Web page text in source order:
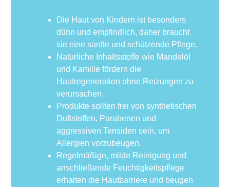
Die Haut von Kindern ist besonders
dünn und empfindlich, daher braucht
sie eine sanfte und schützende Pflege.
Natürliche Inhaltsstoffe wie Mandelöl
und Kamille fördern die
Hautregeneration ohne Reizungen zu
verursachen.
Produkte sollten frei von synthetischen
Duftstoffen, Parabenen und
aggressiven Tensiden sein, um
Allergien vorzubeugen.
Regelmäßige, milde Reinigung und
anschließende Feuchtigkeitspflege
erhalten die Hautbarriere und beugen